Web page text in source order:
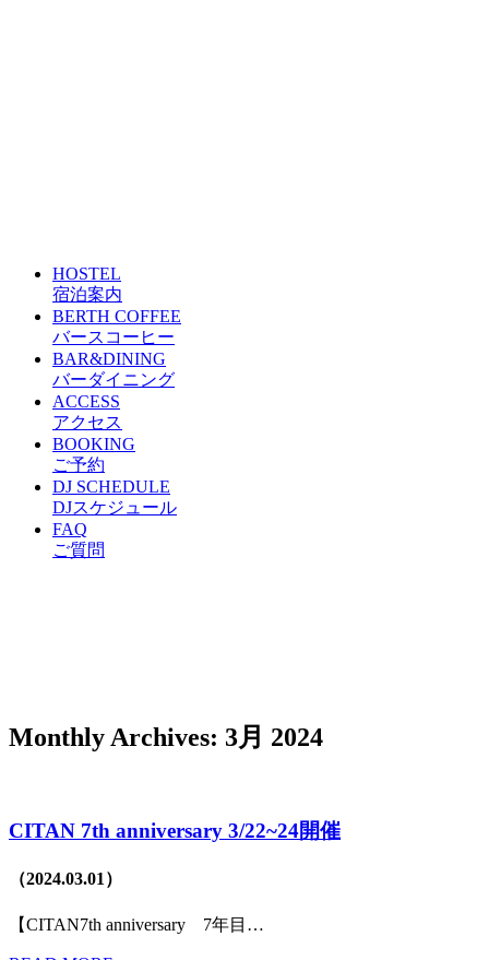
HOSTEL
宿泊案内
BERTH COFFEE
バースコーヒー
BAR&DINING
バーダイニング
ACCESS
アクセス
BOOKING
ご予約
DJ SCHEDULE
DJスケジュール
FAQ
ご質問
Monthly Archives: 3月 2024
CITAN 7th anniversary 3/22~24開催
（2024.03.01）
【CITAN7th anniversary 7年目…